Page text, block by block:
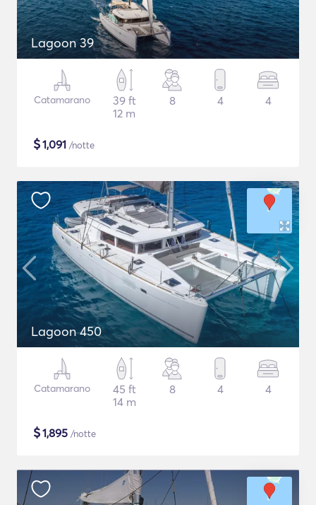
Lagoon 39
Catamarano
39 ft
12 m
8 4 4
$1,091 /notte
Lagoon 450
Catamarano
45 ft
14 m
8 4 4
$1,895 /notte